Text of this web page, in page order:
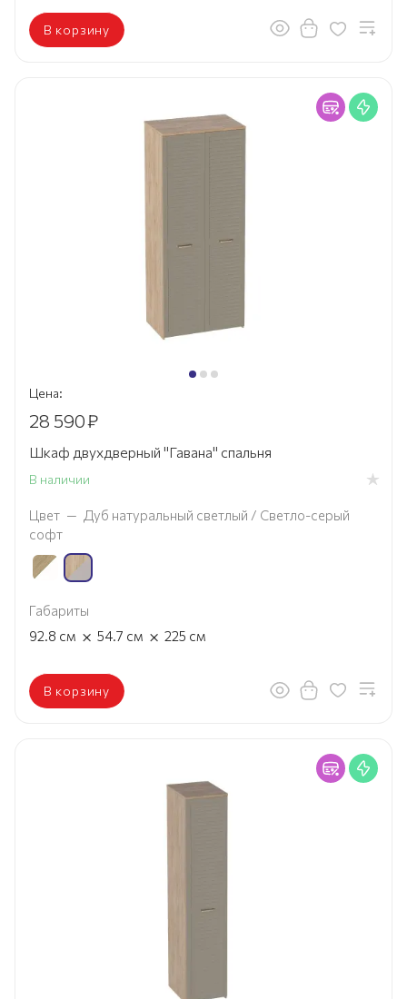
В корзину
Цена:
28 590₽
Шкаф двухдверный "Гавана" спальня
В наличии
Цвет — Дуб натуральный светлый / Светло-серый
софт
Габариты
92.8 см × 54.7 см × 225 см
В корзину